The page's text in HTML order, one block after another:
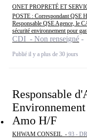
ONET PROPRETÉ ET
POSTE : Correspondant QSE
Responsable QSE Agence, le
sécurité environnement pour
CDI - Non renseigné
Publié il y a plus de 30 jours
Responsable
Amo H/F
KHWAM CONSEIL - 93 -